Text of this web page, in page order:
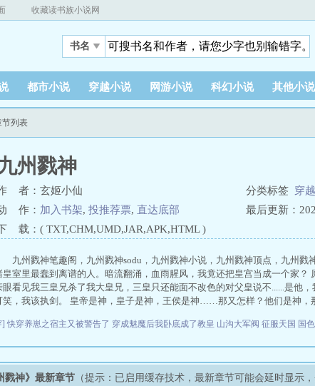
收藏读书族小说网
书名
都市小说 穿越小说 网游小说 科幻小说 其他小说
节列表
州戮神
者：玄姬小仙 分类标签 穿越
作： 加入书架, 投推荐票, 直达底部
最后更新：
载：( TXT,CHM,UMD,JAR,APK,HTML )
九州戮神笔趣阁，九州戮神sodu，九州戮神小说，九州戮神顶点，九州
皇室里最蠢到离谱的人。暗流翻涌，血雨腥风，我竟还把皇宫当成一个家
眼看见我三皇兄杀了我大皇兄，三皇只还能面不改色的对父皇说不......是他
笑，我该执剑。 皇帝是神，皇子是神，王侯是神……那又怎样？他们是神，
快穿养崽之宿主又被警告了 穿成魅魔后我卧底成了教皇 山沟大军阀 征服天国 国
戮神》最新章节 （提示：已启用缓存技术，最新章节可能会延时显示